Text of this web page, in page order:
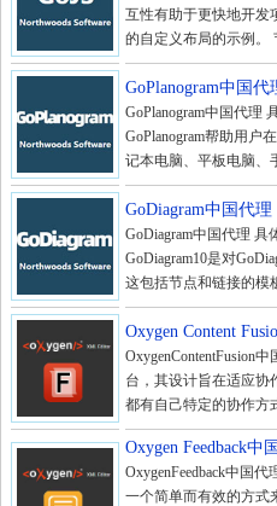
互性有助于更快地开发
的自定义布局的示例。
GoPlanogram中国代
GoPlanogram中国代理
GoPlanogram帮助用户
记本电脑、平板电脑、
GoDiagram中国代理
GoDiagram中国代理
GoDiagram10是对
这包括节点和链接的模
Oxygen Content
OxygenContentFusion
台，其设计旨在适应协
都有自己特定的协作方
Oxygen Feedback中
OxygenFeedback中国
一个简单而有效的方式